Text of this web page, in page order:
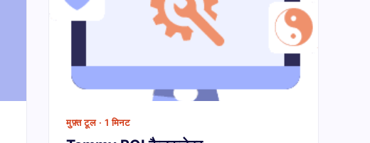
मुफ़्त टूल · 1 मिनट